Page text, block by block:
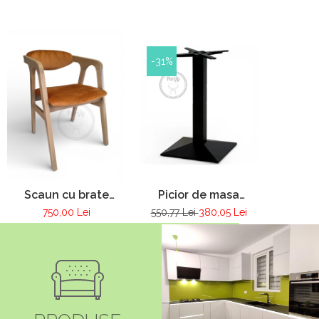
Scaun cu brate
pentru cafenea
restaurant bar
750,00 Lei
-31%
Picior de masa
terasa restaurant
din fonta Pur 086
550,77 Lei380,05 Lei